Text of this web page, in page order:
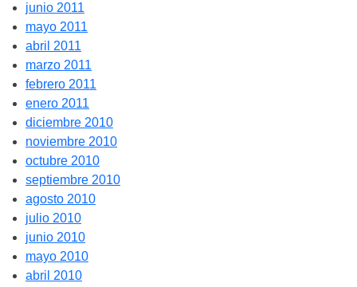
junio 2011
mayo 2011
abril 2011
marzo 2011
febrero 2011
enero 2011
diciembre 2010
noviembre 2010
octubre 2010
septiembre 2010
agosto 2010
julio 2010
junio 2010
mayo 2010
abril 2010